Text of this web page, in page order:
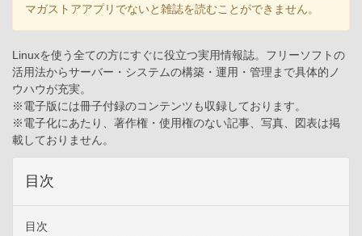
マガストアアプリでないと雑誌を読むことができません。
Linuxを使う全ての方にすぐに役立つ実用情報誌。フリーソフトの
活用法からサーバー・システムの構築・運用・管理まで具体的ノ
ウハウが充実。
※電子版には冊子付録のコンテンツも収録しております。
※電子化にあたり、著作権・使用権のない記事、写真、図表は掲
載しておりません。
目次
目次